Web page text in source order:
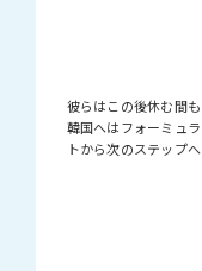
彼らはこの後休む間
韓国へはフォーミュ
トから次のステップ